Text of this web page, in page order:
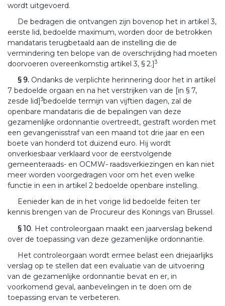
wordt uitgevoerd.
De bedragen die ontvangen zijn bovenop het in artikel 3,
eerste lid, bedoelde maximum, worden door de betrokken
mandataris terugbetaald aan de instelling die de
vermindering ten belope van de overschrijding had moeten
doorvoeren overeenkomstig artikel 3, § 2.]3
§ 9. Ondanks de verplichte herinnering door het in artikel
7 bedoelde orgaan en na het verstrijken van de [in § 7,
zesde lid]3bedoelde termijn van vijftien dagen, zal de
openbare mandataris die de bepalingen van deze
gezamenlijke ordonnantie overtreedt, gestraft worden met
een gevangenisstraf van een maand tot drie jaar en een
boete van honderd tot duizend euro. Hij wordt
onverkiesbaar verklaard voor de eerstvolgende
gemeenteraads- en OCMW- raadsverkiezingen en kan niet
meer worden voorgedragen voor om het even welke
functie in een in artikel 2 bedoelde openbare instelling.
Eenieder kan de in het vorige lid bedoelde feiten ter
kennis brengen van de Procureur des Konings van Brussel.
§ 10. Het controleorgaan maakt een jaarverslag bekend
over de toepassing van deze gezamenlijke ordonnantie.
Het controleorgaan wordt ermee belast een driejaarlijks
verslag op te stellen dat een evaluatie van de uitvoering
van de gezamenlijke ordonnantie bevat en er, in
voorkomend geval, aanbevelingen in te doen om de
toepassing ervan te verbeteren.